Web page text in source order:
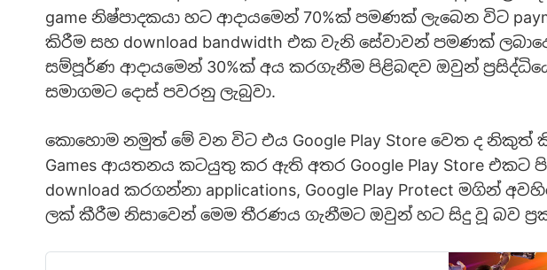
game නිෂ්පාදකයා හට ආදායමෙන් 70%ක් පමණක් ලැබෙන විට
කිරීම සහ download bandwidth එක වැනි සේවාවන් පමණක්
සම්පූර්ණ ආදායමෙන් 30%ක් අය කරගැනීම පිළිබඳව ඔවුන් ප්‍රසිද්ධියේ
සමාගමට දොස් පවරනු ලැබුවා.
කොහොම නමුත් මේ වන විට එය Google Play Store වෙත ද නිකුත්
Games ආයතනය කටයුතු කර ඇති අතර Google Play Store එකට
download කරගන්නා applications, Google Play Protect මගින්
ලක් කීරීම නිසාවෙන් මෙම තීරණය ගැනීමට ඔවුන් හට සිදු වූ බව